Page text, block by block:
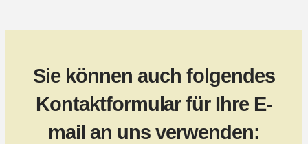
Sie können auch folgendes
Kontaktformular für Ihre E-
mail an uns verwenden: